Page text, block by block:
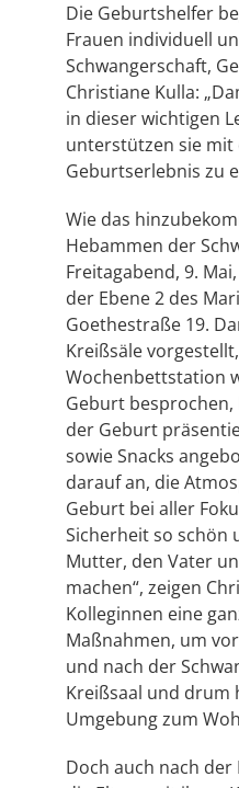
Die Geburtshelfer
Frauen individuell
Schwangerschaft,
Christiane Kulla:
in dieser wichtigen
unterstützen sie mit
Geburtserlebnis zu
Wie das
Hebammen der
Freitagabend, 9.
der Ebene 2 des
Goethestraße 19.
Kreißsäle
Wochenbettstation
Geburt
der Geburt
sowie Snacks
darauf an, die
Geburt bei aller
Sicherheit so schön
Mutter, den Vater
machen“, zeigen
Kolleginnen eine
Maßnahmen, um
und nach der
Kreißsaal und drum
Umgebung zum
Doch auch nach